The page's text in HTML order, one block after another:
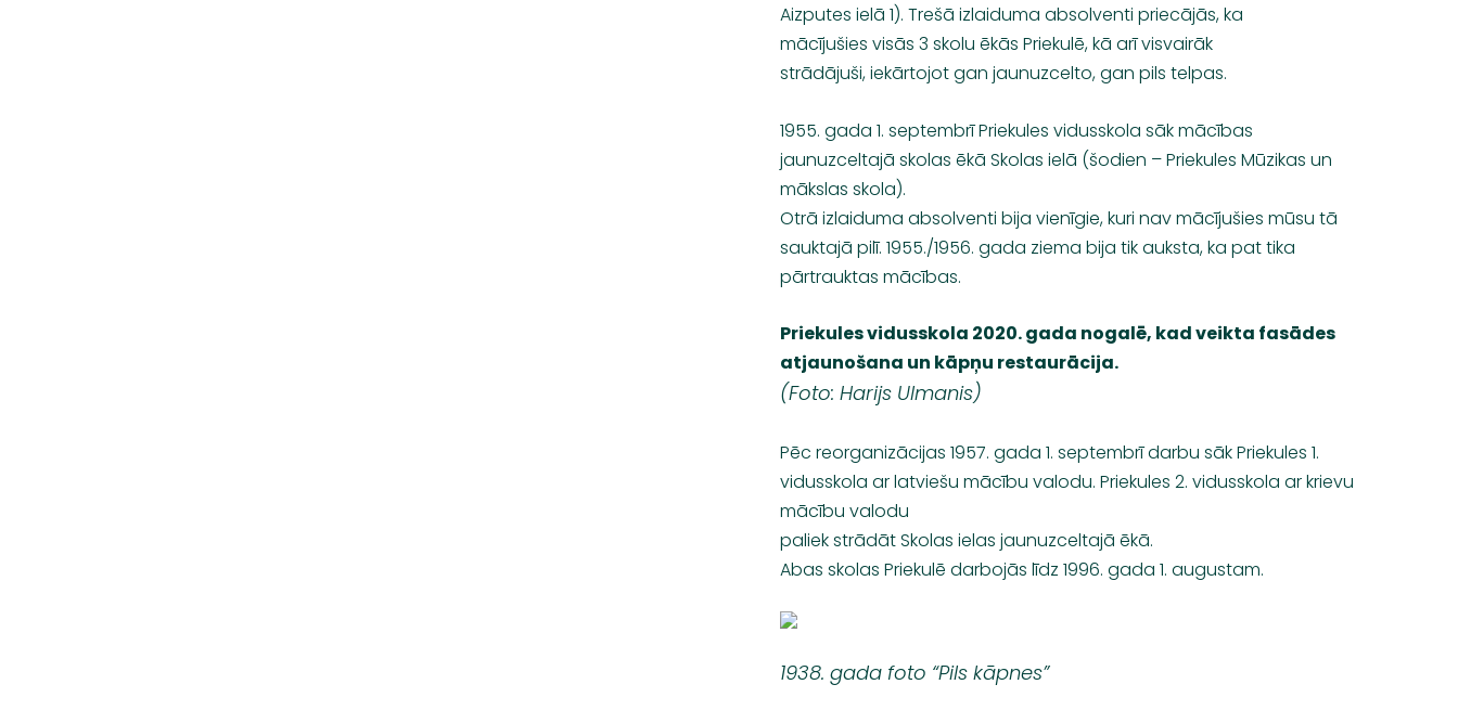
Aizputes ielā 1). Trešā izlaiduma absolventi priecājās, ka
mācījušies visās 3 skolu ēkās Priekulē, kā arī visvairāk
strādājuši, iekārtojot gan jaunuzcelto, gan pils telpas.
1955. gada 1. septembrī Priekules vidusskola sāk mācības
jaunuzceltajā skolas ēkā Skolas ielā (šodien – Priekules Mūzikas un
mākslas skola).
Otrā izlaiduma absolventi bija vienīgie, kuri nav mācījušies mūsu tā
sauktajā pilī. 1955./1956. gada ziema bija tik auksta, ka pat tika
pārtrauktas mācības.
Priekules vidusskola 2020. gada nogalē, kad veikta fasādes
atjaunošana un kāpņu restaurācija.
(Foto: Harijs Ulmanis)
Pēc reorganizācijas 1957. gada 1. septembrī darbu sāk Priekules 1.
vidusskola ar latviešu mācību valodu. Priekules 2. vidusskola ar krievu
mācību valodu
paliek strādāt Skolas ielas jaunuzceltajā ēkā.
Abas skolas Priekulē darbojās līdz 1996. gada 1. augustam.
1938. gada foto “Pils kāpnes”